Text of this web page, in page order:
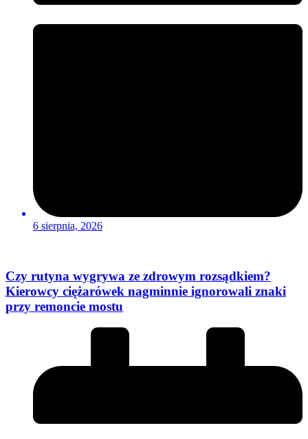
6 sierpnia, 2026
Czy rutyna wygrywa ze zdrowym rozsądkiem?
Kierowcy ciężarówek nagminnie ignorowali znaki
przy remoncie mostu